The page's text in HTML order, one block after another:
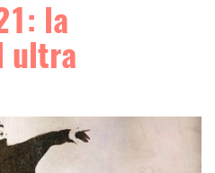
la
ultra